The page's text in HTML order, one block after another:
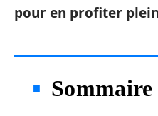
pour en profiter
Sommaire